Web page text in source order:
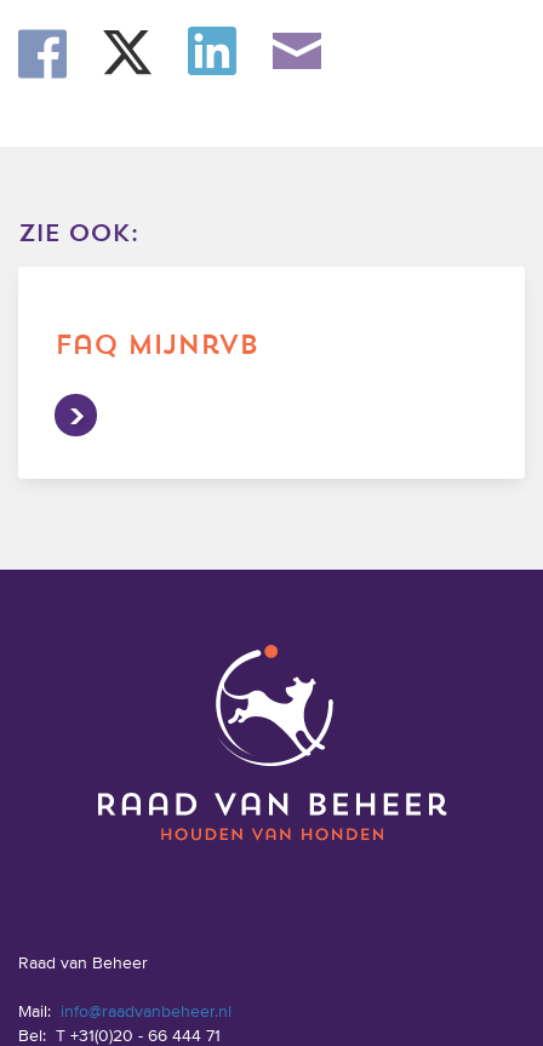
zie ook:
faq mijnrvb
Raad van Beheer
Mail: info@raadvanbeheer.nl
Bel: T +31(0)20 - 66 444 71